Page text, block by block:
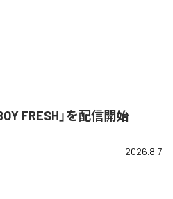
FRESH」を配信開始
2026.8.7